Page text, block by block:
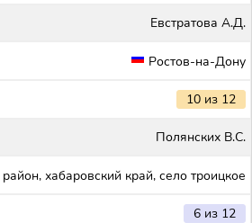
Евстратова А.Д.
Ростов-на-Дону
10 из 12
Полянских В.С.
хабаровский край, село троицкое
6 из 12